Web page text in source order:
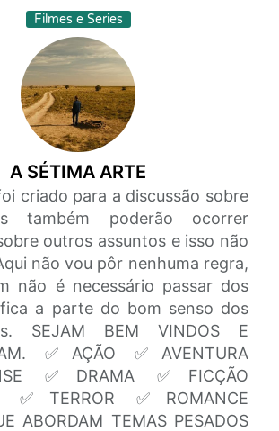
Filmes e Series
A SÉTIMA ARTE
criado para a discussão sobre
também poderão ocorrer
outros assuntos e isso não
não vou pôr nenhuma regra,
não é necessário passar dos
a parte do bom senso dos
SEJAM BEM VINDOS E
✅AÇÃO ✅AVENTURA
✅DRAMA ✅FICÇÃO
✅TERROR ✅ROMANCE
ABORDAM TEMAS PESADOS